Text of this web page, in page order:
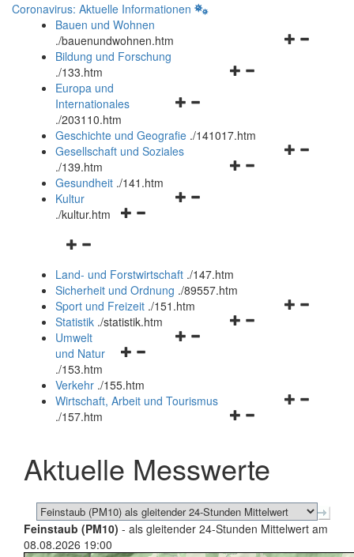
Coronavirus: Aktuelle Informationen
Bauen und Wohnen
./bauenundwohnen.htm
Navigationsmenü
Bildung und Forschung
./133.htm
Navigationsmenü
und
schließen
Europa und
Internationales
./203110.htm
Geschichte und Geografie ./141017.htm
Navigationsmenü
Gesellschaft und Soziales
./139.htm
Navigationsmenü
Gesundheit ./141.htm
Navigationsmenü
Kultur
./kultur.htm
Navigationsmenü
und
schließen
Land- und Forstwirtschaft ./147.htm
Sicherheit und Ordnung ./89557.htm
Navigationsmenü
Sport und Freizeit ./151.htm
Navigationsmenü
Statistik ./statistik.htm
Navigationsmenü
und
schließen
Umwelt
und Natur
./153.htm
Verkehr ./155.htm
Navigationsmenü
schließen
Wirtschaft, Arbeit und Tourismus
./157.htm
Aktuelle Messwerte
Feinstaub (PM10) - als gleitender 24-Stunden Mittelwert am
08.08.2026 19:00